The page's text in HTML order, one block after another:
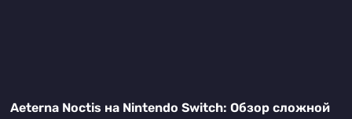
Aeterna Noctis на Nintendo Switch: Обзор сложной